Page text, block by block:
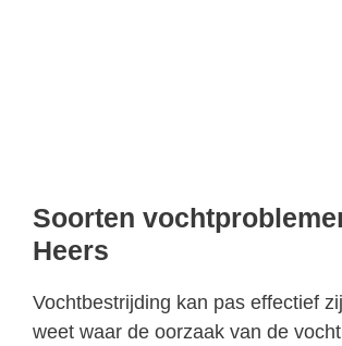
Soorten
Heers
Vochtbestrijding kan pas effectief
weet waar de oorzaak van de